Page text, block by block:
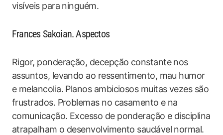
visíveis para ninguém.
Frances Sakoian. Aspectos
Rigor, ponderação, decepção constante nos
assuntos, levando ao ressentimento, mau humor
e melancolia. Planos ambiciosos muitas vezes são
frustrados. Problemas no casamento e na
comunicação. Excesso de ponderação e disciplina
atrapalham o desenvolvimento saudável normal.